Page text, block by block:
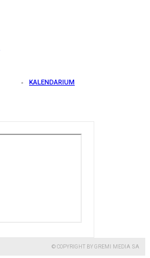
KALENDARIUM
© COPYRIGHT BY GREMI MEDIA SA